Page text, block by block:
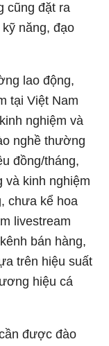
cũng đặt ra
năng, đạo
lao động,
tại Việt Nam
nghiệm và
nghề thường
đồng/tháng,
và kinh nghiệm
chưa kể hoa
livestream
bán hàng,
trên hiệu suất
hiệu cá
được đào